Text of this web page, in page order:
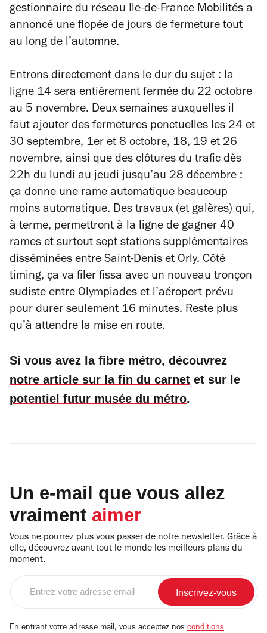
gestionnaire du réseau Ile-de-France Mobilités a
annoncé une flopée de jours de fermeture tout
au long de l’automne.
Entrons directement dans le dur du sujet : la
ligne 14 sera entièrement fermée du 22 octobre
au 5 novembre. Deux semaines auxquelles il
faut ajouter des fermetures ponctuelles les 24 et
30 septembre, 1er et 8 octobre, 18, 19 et 26
novembre, ainsi que des clôtures du trafic dès
22h du lundi au jeudi jusqu’au 28 décembre :
ça donne une rame automatique beaucoup
moins automatique. Des travaux (et galères) qui,
à terme, permettront à la ligne de gagner 40
rames et surtout sept stations supplémentaires
disséminées entre Saint-Denis et Orly. Côté
timing, ça va filer fissa avec un nouveau tronçon
sudiste entre Olympiades et l’aéroport prévu
pour durer seulement 16 minutes. Reste plus
qu’à attendre la mise en route.
Si vous avez la fibre métro, découvrez
notre article sur la fin du carnet et sur le
potentiel futur musée du métro.
Un e-mail que vous allez
vraiment aimer
Vous ne pourrez plus vous passer de notre newsletter. Grâce à
elle, découvrez avant tout le monde les meilleurs plans du
moment.
email
En entrant votre adresse mail, vous acceptez nos conditions